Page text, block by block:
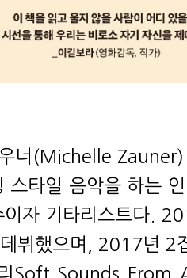
너(Michelle Zauner)
스타일 음악을 하는
자 기타리스트다.
뷔했으며, 2017년 2
Soft Sounds From